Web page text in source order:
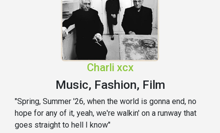
Charli xcx
Music, Fashion, Film
"Spring, Summer '26, when the world is gonna end, no
hope for any of it, yeah, we're walkin' on a runway that
goes straight to hell I know"